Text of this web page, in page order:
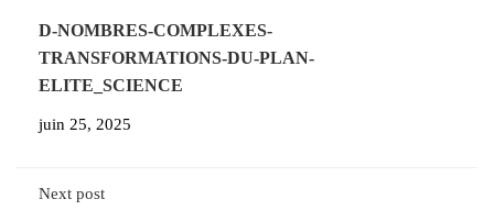
D-NOMBRES-COMPLEXES-
TRANSFORMATIONS-DU-PLAN-
ELITE_SCIENCE
juin 25, 2025
Next post